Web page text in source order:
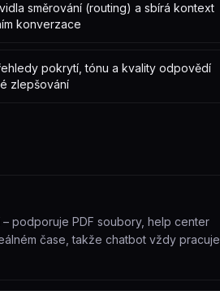
směrování (routing) a sbírá kontext
konverzace
pokrytí, tónu a kvality odpovědí
zlepšování
podporuje PDF soubory, help center
čase, takže chatbot vždy pracuje